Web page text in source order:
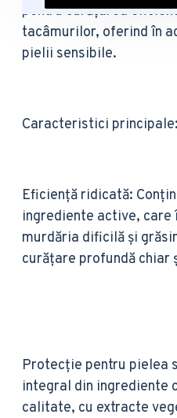
pentru curățarea
tacâmurilor, oferind în
pielii sensibile.
Caracteristici principale:
Eficiență ridicată:
ingrediente active, care
murdăria dificilă și
curățare profundă chiar
Protecție pentru pielea
integral din ingrediente
calitate, cu extracte